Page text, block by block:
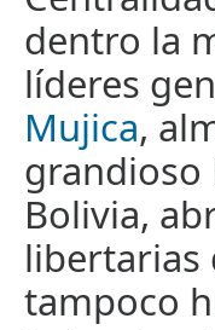
dentro la
líderes
Mujica,
grandioso
Bolivia,
libertarias
tampoco